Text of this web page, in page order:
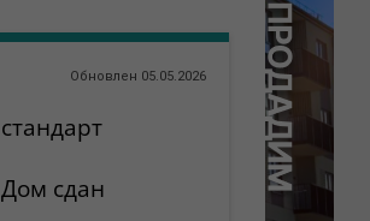
Обновлен 05.05.2026
стандарт
Дом сдан